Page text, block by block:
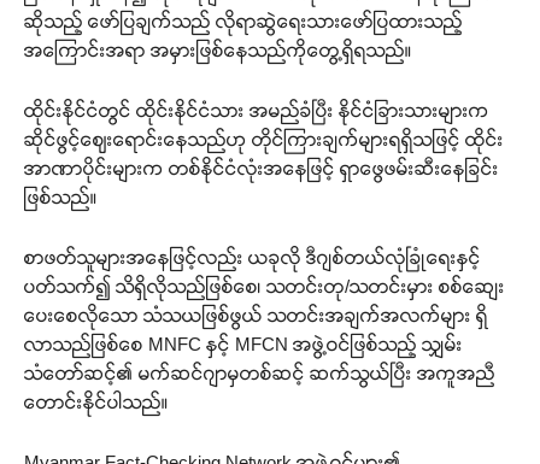
ဆိုသည့် ဖော်ပြချက်သည် လိုရာဆွဲရေးသားဖော်ပြထားသည့်
အကြောင်းအရာ အမှားဖြစ်နေသည်ကိုတွေ့ရှိရသည်။
ထိုင်းနိုင်ငံတွင် ထိုင်းနိုင်ငံသား အမည်ခံပြီး နိုင်ငံခြားသားများက
ဆိုင်ဖွင့်ဈေးရောင်းနေသည်ဟု တိုင်ကြားချက်များရရှိသဖြင့် ထိုင်း
အာဏာပိုင်းများက တစ်နိုင်ငံလုံးအနေဖြင့် ရှာဖွေဖမ်းဆီးနေခြင်း
ဖြစ်သည်။
စာဖတ်သူများအနေဖြင့်လည်း ယခုလို ဒီဂျစ်တယ်လုံခြုံရေးနှင့်
ပတ်သက်၍ သိရှိလိုသည်ဖြစ်စေ၊ သတင်းတု/သတင်းမှား စစ်ဆေေး
ပေးစေလိုသော သံသယဖြစ်ဖွယ် သတင်းအချက်အလက်များ ရှိ
လာသည်ဖြစ်စေ MNFC နှင့် MFCN အဖွဲ့ဝင်ဖြစ်သည့် သျှမ်း
သံတော်ဆင့်၏ မက်ဆင်ဂျာမှတစ်ဆင့် ဆက်သွယ်ပြီး အကူအညီ
တောင်းနိုင်ပါသည်။